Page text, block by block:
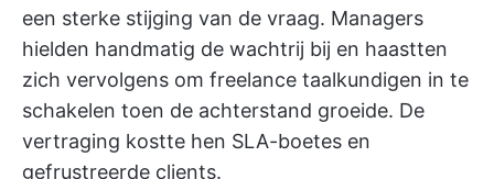
een sterke stijging van de vraag. Managers
hielden handmatig de wachtrij bij en haastten
zich vervolgens om freelance taalkundigen in te
schakelen toen de achterstand groeide. De
vertraging kostte hen SLA-boetes en
gefrustreerde clients.